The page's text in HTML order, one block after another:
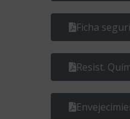
Ficha
Resist.